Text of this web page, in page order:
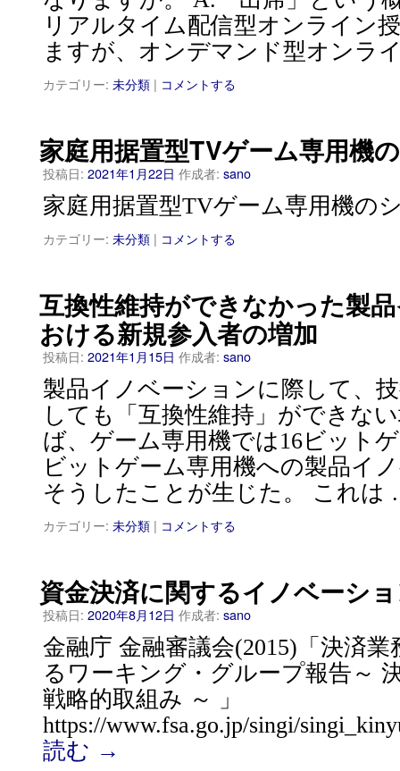
リアルタイム配信型オンライン
ますが、オンデマンド型オンラ
カテゴリー: 未分類 | コメントする
家庭用据置型TVゲーム専用機
投稿日: 2021年1月22日 作成者: sano
家庭用据置型TVゲーム専用機の
カテゴリー: 未分類 | コメントする
互換性維持ができなかった製
おける新規参入者の増加
投稿日: 2021年1月15日 作成者: sano
製品イノベーションに際して、
しても「互換性維持」ができな
ば、ゲーム専用機では16ビット
ビットゲーム専用機への製品イ
そうしたことが生じた。 これ
カテゴリー: 未分類 | コメントする
資金決済に関するイノベーシ
投稿日: 2020年8月12日 作成者: sano
金融庁 金融審議会(2015)「決済
るワーキング・グループ報告～
戦略的取組み ～ 」
https://www.fsa.go.jp/singi/
読む →